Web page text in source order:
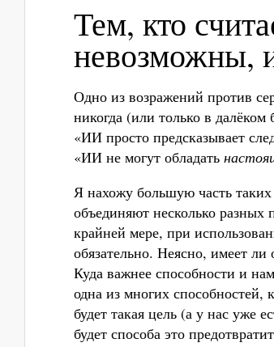
Тем, кто
невозможны,
Одно из возражений против
никогда (или только в
«ИИ просто предсказывает
«ИИ не могут обладать
Я нахожу большую часть
объединяют несколько
крайней мере, при
обязательно. Неясно, имеет
Куда важнее способности и
одна из многих
будет такая цель (а у нас уже
будет способа это